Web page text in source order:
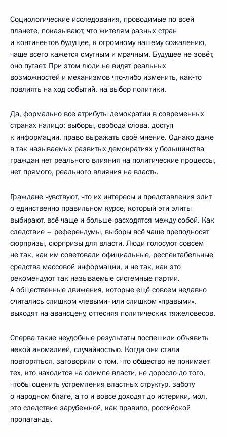
Социологические исследования, проводимые по всей
планете, показывают, что жителям разных стран
и континентов будущее, к огромному нашему сожалению,
чаще всего кажется смутным и мрачным. Будущее не зовёт,
оно пугает. При этом люди не видят реальных
возможностей и механизмов что‑либо изменить, как‑то
повлиять на ход событий, на выбор политики.
Да, формально все атрибуты демократии в современных
странах налицо: выборы, свобода слова, доступ
к информации, право выражать своё мнение. Однако даже
в так называемых развитых демократиях у большинства
граждан нет реального влияния на политические процессы,
нет прямого, реального влияния на власть.
Граждане чувствуют, что их интересы и представления элит
о единственно правильном курсе, который эти элиты
выбирают, всё чаще и больше расходятся между собой. Как
следствие – референдумы, выборы всё чаще преподносят
сюрпризы, сюрпризы для власти. Люди голосуют совсем
не так, как им советовали официальные, респектабельные
средства массовой информации, и не так, как это
рекомендуют так называемые системные партии.
А общественные движения, которые ещё совсем недавно
считались слишком «левыми» или слишком «правыми»,
выходят на авансцену, оттесняя политических тяжеловесов.
Сперва такие неудобные результаты поспешили объявить
некой аномалией, случайностью. Когда они стали
повторяться, заговорили о том, что общество не понимает
тех, кто находится на олимпе власти, не доросло до того,
чтобы оценить устремления властных структур, заботу
о народном благе, а то и вовсе доходят до истерики, мол,
это следствие зарубежной, как правило, российской
пропаганды.